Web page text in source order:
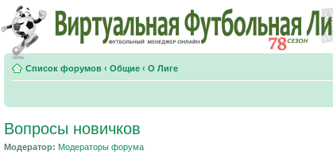
Список форумов ‹ Общие ‹ О Лиге
Вопросы новичков
Модератор: Модераторы форума